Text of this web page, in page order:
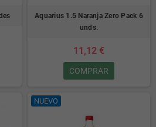
Aquarius 1.5 Naranja Zero Pack 6
unds.
11,12 €
COMPRAR
NUEVO